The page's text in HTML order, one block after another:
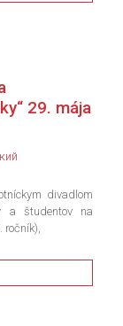
29. mája
divadlom
a študentov na
ročník),